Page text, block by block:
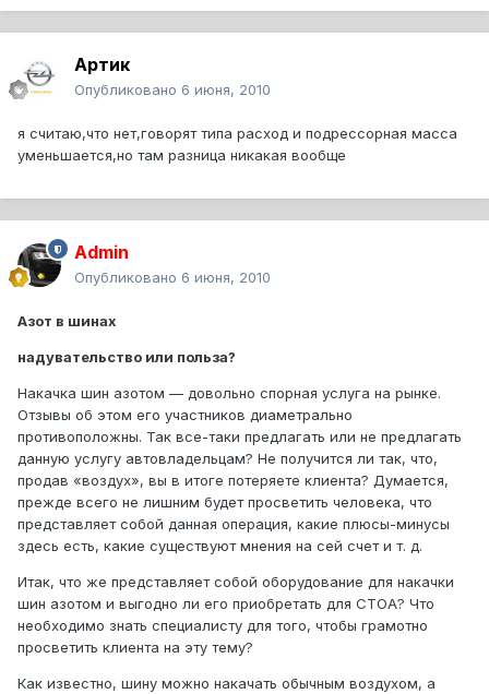
Артик
Опубликовано 6 июня, 2010
я считаю,что нет,говорят типа расход и подрессорная масса
уменьшается,но там разница никакая вообще
Admin
Опубликовано 6 июня, 2010
Азот в шинах
надувательство или польза?
Накачка шин азотом — довольно спорная услуга на рынке.
Отзывы об этом его участников диаметрально
противоположны. Так все-таки предлагать или не предлагать
данную услугу автовладельцам? Не получится ли так, что,
продав «воздух», вы в итоге потеряете клиента? Думается,
прежде всего не лишним будет просветить человека, что
представляет собой данная операция, какие плюсы-минусы
здесь есть, какие существуют мнения на сей счет и т. д.
Итак, что же представляет собой оборудование для накачки
шин азотом и выгодно ли его приобретать для СТОА? Что
необходимо знать специалисту для того, чтобы грамотно
просветить клиента на эту тему?
Как известно, шину можно накачать обычным воздухом, а